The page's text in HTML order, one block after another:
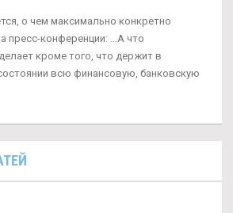
о чем максимально конкретно
пресс-конференции: …А что
кроме того, что держит в
всю финансовую, банковскую